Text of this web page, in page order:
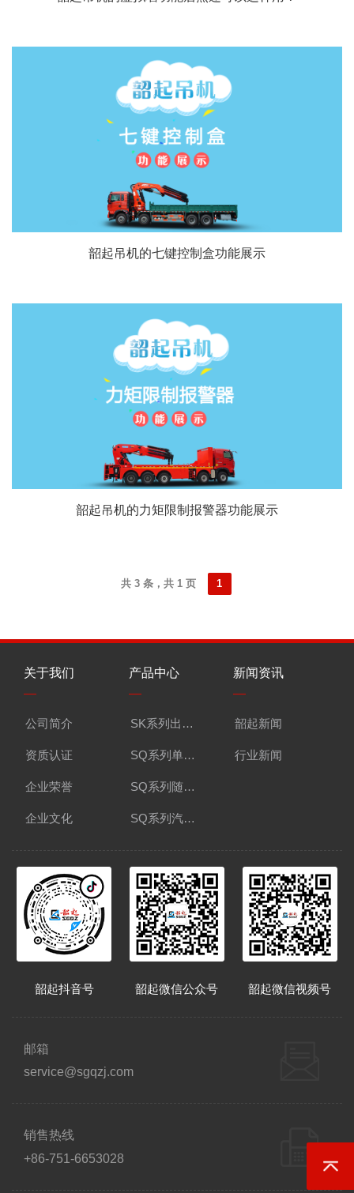
韶起吊机的七键控制盒功能展示
韶起吊机的力矩限制报警器功能展示
共 3 条，共 1 页 1
关于我们
—
公司简介
资质认证
企业荣誉
企业文化
产品中心
—
SK系列出口单吊机
SQ系列单吊机
SQ系列随车起重运输车
SQ系列汽车起重机
新闻资讯
—
韶起新闻
行业新闻
韶起抖音号 韶起微信公众号 韶起微信视频号
邮箱
service@sgqzj.com
销售热线
+86-751-6653028
返回